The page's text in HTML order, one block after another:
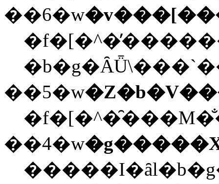
��6�w
��5�w
��4�w